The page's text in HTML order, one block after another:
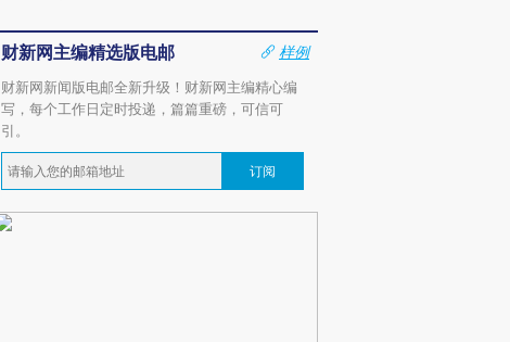
财新网主编精选版电邮
样例
财新网新闻版电邮全新升级！财新网主编精心编
写，每个工作日定时投递，篇篇重磅，可信可
引。
订阅